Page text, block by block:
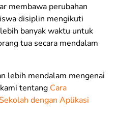
membawa perubahan
disiplin mengikuti
banyak waktu untuk
tua secara mendalam
lebih mendalam mengenai
tentang Cara
dengan Aplikasi